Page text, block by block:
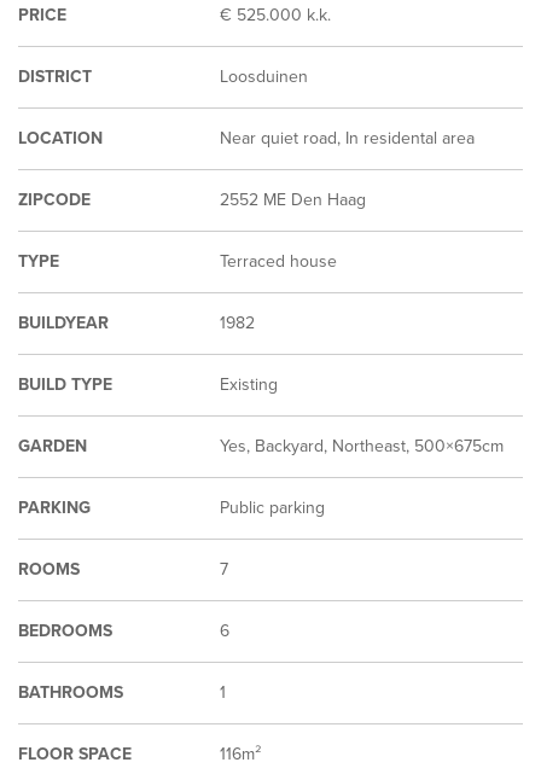
PRICE € 525.000 k.k.
DISTRICT Loosduinen
LOCATION Near quiet road, In residental area
ZIPCODE 2552 ME Den Haag
TYPE Terraced house
BUILDYEAR 1982
BUILD TYPE Existing
GARDEN Yes, Backyard, Northeast, 500×675cm
PARKING Public parking
ROOMS 7
BEDROOMS 6
BATHROOMS 1
FLOOR SPACE 116m²